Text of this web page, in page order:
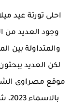
وجود العديد من
والمتداولة بين
لكن العديد
موقع مصراوى